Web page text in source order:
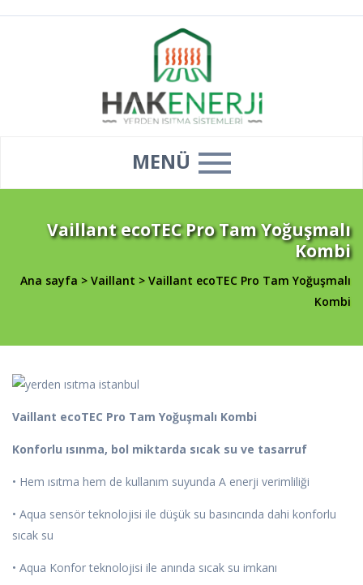
MENÜ
Vaillant ecoTEC Pro Tam Yoğuşmalı
Kombi
Ana sayfa > Vaillant > Vaillant ecoTEC Pro Tam Yoğuşmalı
Kombi
Vaillant ecoTEC Pro Tam Yoğuşmalı Kombi
Konforlu ısınma, bol miktarda sıcak su ve tasarruf
• Hem ısıtma hem de kullanım suyunda A enerji verimliliği
• Aqua sensör teknolojisi ile düşük su basıncında dahi konforlu
sıcak su
• Aqua Konfor teknolojisi ile anında sıcak su imkanı